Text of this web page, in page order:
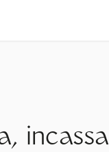
incassa